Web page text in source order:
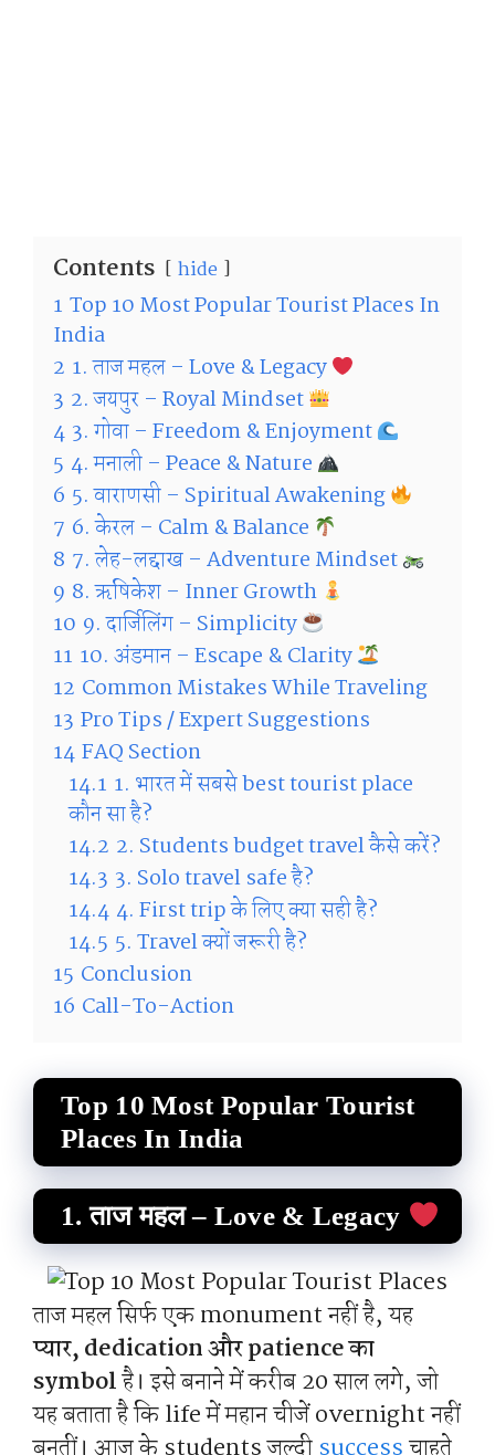
Contents hide
1 Top 10 Most Popular Tourist Places In
India
2 1. ताज महल – Love & Legacy
3 2. जयपुर – Royal Mindset
4 3. गोवा – Freedom & Enjoyment
5 4. मनाली – Peace & Nature
6 5. वाराणसी – Spiritual Awakening
7 6. केरल – Calm & Balance
8 7. लेह-लद्दाख – Adventure Mindset
9 8. ऋषिकेश – Inner Growth
10 9. दार्जिलिंग – Simplicity
11 10. अंडमान – Escape & Clarity
12 Common Mistakes While Traveling
13 Pro Tips / Expert Suggestions
14 FAQ Section
14.1 1. भारत में सबसे best tourist place
कौन सा है?
14.2 2. Students budget travel कैसे करें?
14.3 3. Solo travel safe है?
14.4 4. First trip के लिए क्या सही है?
14.5 5. Travel क्यों जरूरी है?
15 Conclusion
16 Call-To-Action
Top 10 Most Popular Tourist
Places In India
1. ताज महल – Love & Legacy
ताज महल सिर्फ एक monument नहीं है, यह
प्यार, dedication और patience का
symbolहै। इसे बनाने में करीब 20 साल लगे, जो
यह बताता है कि life में महान चीजें overnight नहीं